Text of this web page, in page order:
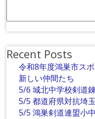
Recent Posts
令和8年度鴻巣市ス
新しい仲間たち
5/6 城北中学校剣道
5/5 都道府県対抗埼
5/5 鴻巣剣道連盟小